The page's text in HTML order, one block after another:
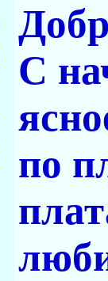
С
по